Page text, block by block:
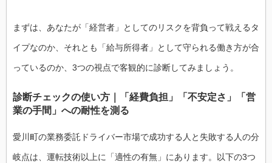
まずは、あなたが「経営者」としてのリスクを背負って戦えるタ
イプなのか、それとも「給与所得者」として守られる働き方が合
っているのか、3つの視点で客観的に診断してみましょう。
診断チェックの使い方｜「経費負担」「不安定さ」「営
業の手間」への耐性を測る
愛川町の業務委託ドライバー市場で成功する人と失敗する人の分
岐点は、運転技術以上に「適性の有無」にあります。以下の3つ